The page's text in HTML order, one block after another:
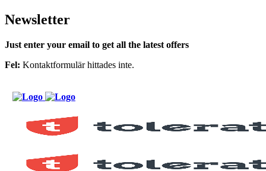
Newsletter
Just enter your email to get all the latest offers
Fel: Kontaktformulär hittades inte.